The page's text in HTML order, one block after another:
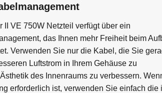
II VE 750W Netzteil verfügt über ein
das Ihnen mehr Freiheit beim
Verwenden Sie nur die Kabel, die Sie
Luftstrom in Ihrem Gehäuse zu
des Innenraums zu verbessern.
erforderlich ist, verwenden Sie einfach die